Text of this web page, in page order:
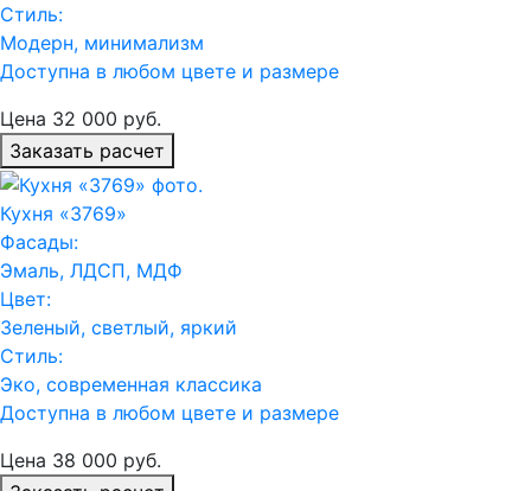
Стиль:
Модерн, минимализм
Доступна в любом цвете и размере
Цена 32 000 руб.
Заказать расчет
Кухня «3769»
Фасады:
Эмаль, ЛДСП, МДФ
Цвет:
Зеленый, светлый, яркий
Стиль:
Эко, современная классика
Доступна в любом цвете и размере
Цена 38 000 руб.